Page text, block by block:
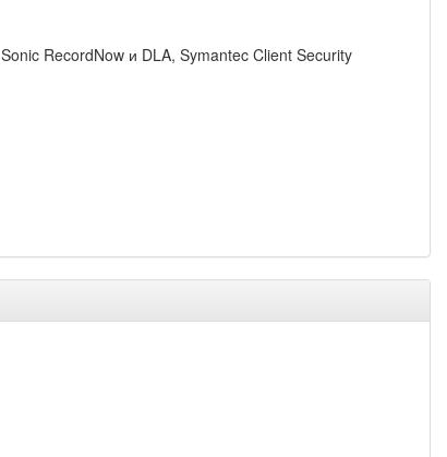
RecordNow и DLA, Symantec Client Security